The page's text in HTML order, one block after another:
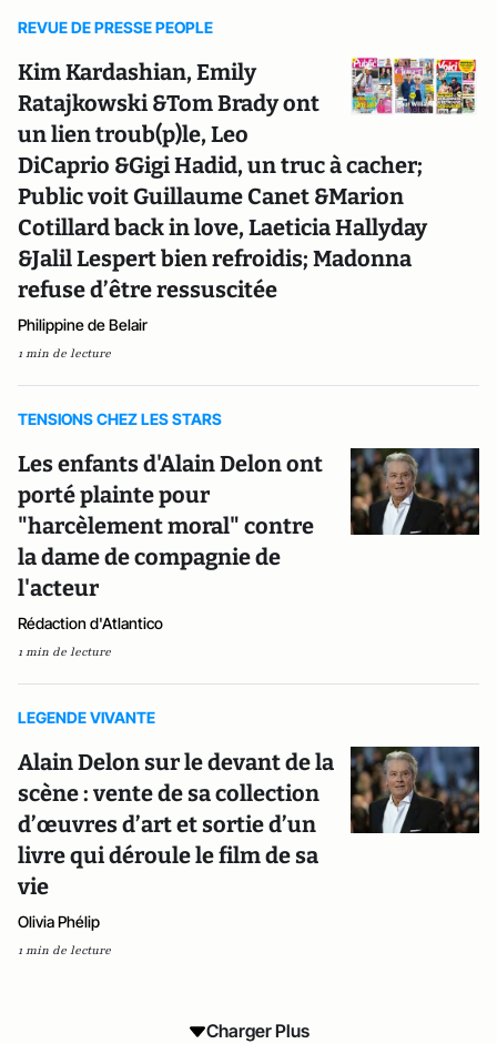
REVUE DE PRESSE PEOPLE
Kim Kardashian, Emily
Ratajkowski &Tom Brady ont
un lien troub(p)le, Leo
DiCaprio &Gigi Hadid, un truc à cacher;
Public voit Guillaume Canet &Marion
Cotillard back in love, Laeticia Hallyday
&Jalil Lespert bien refroidis; Madonna
refuse d’être ressuscitée
Philippine de Belair
1 min de lecture
TENSIONS CHEZ LES STARS
Les enfants d'Alain Delon ont
porté plainte pour
"harcèlement moral" contre
la dame de compagnie de
l'acteur
Rédaction d'Atlantico
1 min de lecture
LEGENDE VIVANTE
Alain Delon sur le devant de la
scène : vente de sa collection
d’œuvres d’art et sortie d’un
livre qui déroule le film de sa
vie
Olivia Phélip
1 min de lecture
Charger Plus